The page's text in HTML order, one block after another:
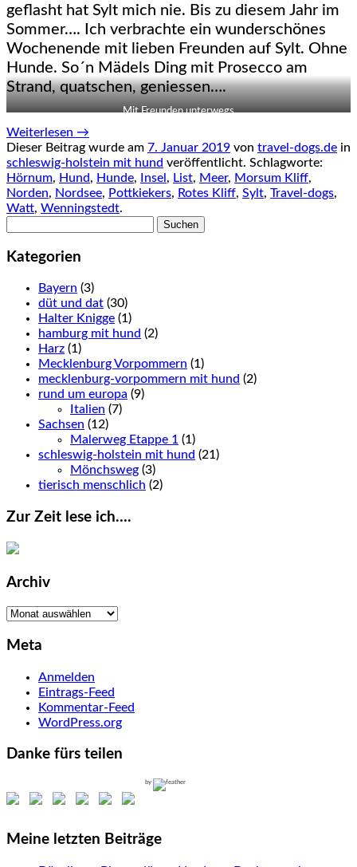
geflasht hat Sylt mich nie. Bis zu diesem Jahr im
Sommer…. Ich verbrachte ein wunderschönes
Wochenende mit lieben Freunden auf Sylt. Ohne
Hunde. So´n Mädels Ding mit Prosecco am
Strand, quatschen, geniessen….
Mit Freunden unterwegs
Weiterlesen →
Dieser Beitrag wurde am 7. Januar 2019 von travel-dogs.de in
schleswig-holstein mit hund veröffentlicht. Schlagworte:
Hörnum, Hund, Hunde, Insel , List, Meer, Morsum Kliff,
Norden, Nordsee, Pottkiekers, Rotes Kliff, Sylt, Travel-dogs,
Watt, Wenningstedt.
Kategorien
Bayern (3)
düt und dat (30)
Halter Knigge (1)
hamburg mit hund (2)
Harz (1)
Mecklenburg Vorpommern (1)
mecklenburg-vorpommern mit hund (2)
rund um europa (9)
Italien (7)
Sachsen (12)
Malerweg Etappe 1 (1)
schleswig-holstein mit hund (21)
Mönchsweg (3)
tierisch menschlich (2)
Zur Zeit lese ich….
Archiv
Archiv
Meta
Anmelden
Eintrags-Feed
Kommentar-Feed
WordPress.org
Danke fürs teilen
by
Meine letzten Beiträge